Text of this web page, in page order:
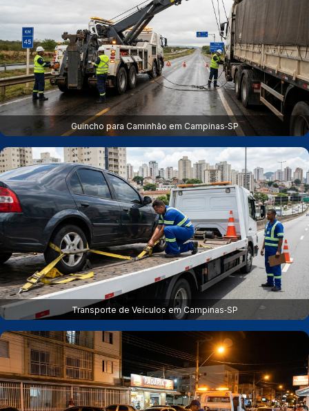
Guincho para Caminhão em Campinas‑SP
Transporte de Veículos em Campinas‑SP